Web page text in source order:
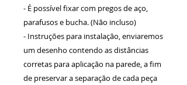
- É possível fixar com pregos de aço,
parafusos e bucha. (Não incluso)
- Instruções para instalação, enviaremos
um desenho contendo as distâncias
corretas para aplicação na parede, a fim
de preservar a separação de cada peça